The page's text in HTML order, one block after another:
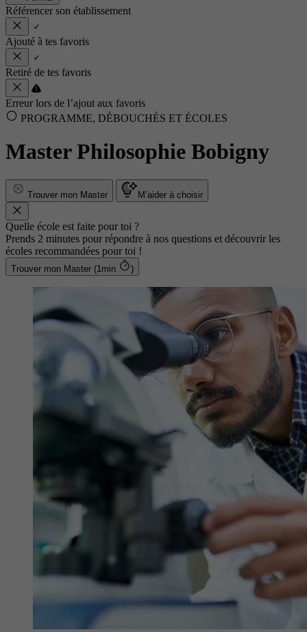
Référencer son établissement
Ajouté à tes favoris
Retiré de tes favoris
Erreur lors de l’ajout aux favoris
PROGRAMME, DÉBOUCHÉS ET ÉCOLES
Master Philosophie Bobigny
Trouver mon Master M’aider à choisir
Quelle école est faite pour toi ?
Prends 2 minutes pour répondre à nos questions et découvrir les
écoles recommandées pour toi !
Trouver mon Master (1min )